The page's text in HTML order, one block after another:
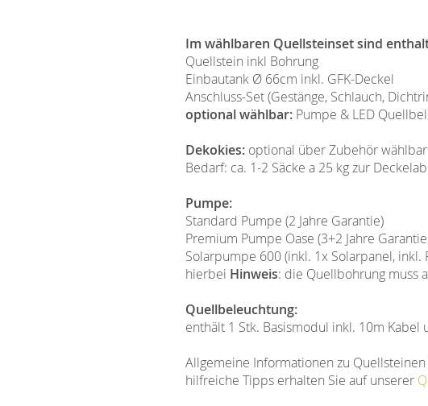
Im wählbaren Quellsteinset sind
Quellstein inkl Bohrung
Einbautank Ø 66cm inkl. GFK-Deckel
Anschluss-Set (Gestänge, Schlauch,
optional wählbar: Pumpe & LED
Dekokies: optional über Zubehör wählbar
Bedarf: ca. 1-2 Säcke a 25 kg zur
Pumpe:
Standard Pumpe (2 Jahre Garantie)
Premium Pumpe Oase (3+2 Jahre
Solarpumpe 600 (inkl. 1x Solarpanel,
hierbei Hinweis: die Quellbohrung muss
Quellbeleuchtung:
enthält 1 Stk. Basismodul inkl. 10m
Allgemeine Informationen zu
hilfreiche Tipps erhalten Sie auf unserer